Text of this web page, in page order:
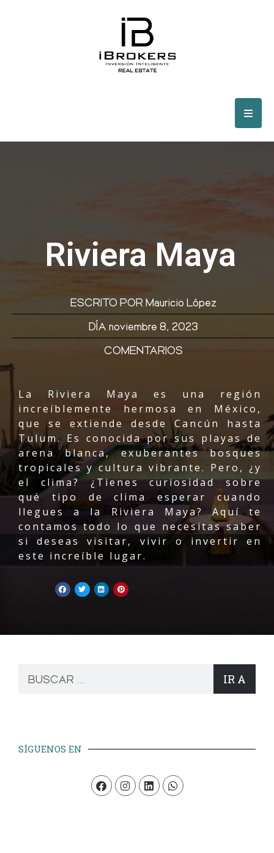
Riviera Maya
La Riviera Maya es una región
increíblemente hermosa en México,
que se extiende desde Cancún hasta
Tulum. Es conocida por sus playas de
arena blanca, exuberantes bosques
tropicales y cultura vibrante. Pero, ¿y
el clima? ¿Tienes curiosidad sobre
qué tipo de clima esperar cuando
llegues a la Riviera Maya? Aquí te
contamos todo lo que necesitas saber
si deseas visitar, vivir o invertir en
este increíble lugar.
ESCRITO POR Mauricio López
DÍA noviembre 8, 2023
COMENTARIOS
IR A
SÍGUENOS EN